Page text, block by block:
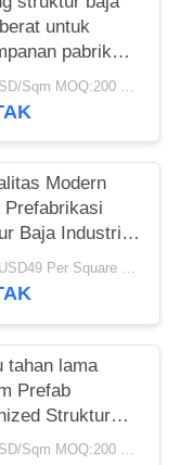
untuk
pabrik
35-50 USD/Sqm MOQ:200 meter persegi
Modern
Prefabrikasi
Baja Industri
Untuk Pabrik
USD29-USD49 Per Square Meter MOQ:200 meter persegi
tahan lama
Prefab
Struktur
Untuk
35-50 USD/Sqm MOQ:200 meter persegi